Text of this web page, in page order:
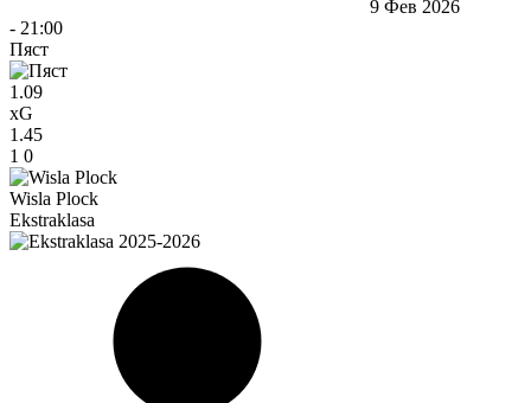
9 Фев 2026
- 21:00
Пяст
1.09
xG
1.45
1 0
Wisla Plock
Ekstraklasa